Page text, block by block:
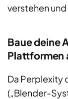
verstehen
Baue deine
Plattformen
Da Perplexity
(„Blender-